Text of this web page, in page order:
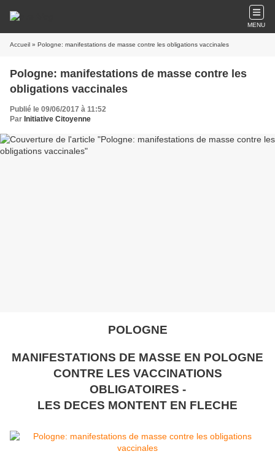
MENU
Accueil » Pologne: manifestations de masse contre les obligations vaccinales
Pologne: manifestations de masse contre les
obligations vaccinales
Publié le 09/06/2017 à 11:52
Par Initiative Citoyenne
POLOGNE
MANIFESTATIONS DE MASSE EN POLOGNE
CONTRE LES VACCINATIONS
OBLIGATOIRES -
LES DECES MONTENT EN FLECHE